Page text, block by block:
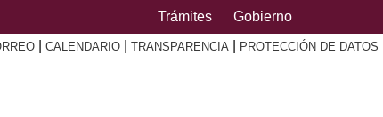
Trámites Gobierno
CALENDARIO TRANSPARENCIA PROTECCIÓN DE DATOS